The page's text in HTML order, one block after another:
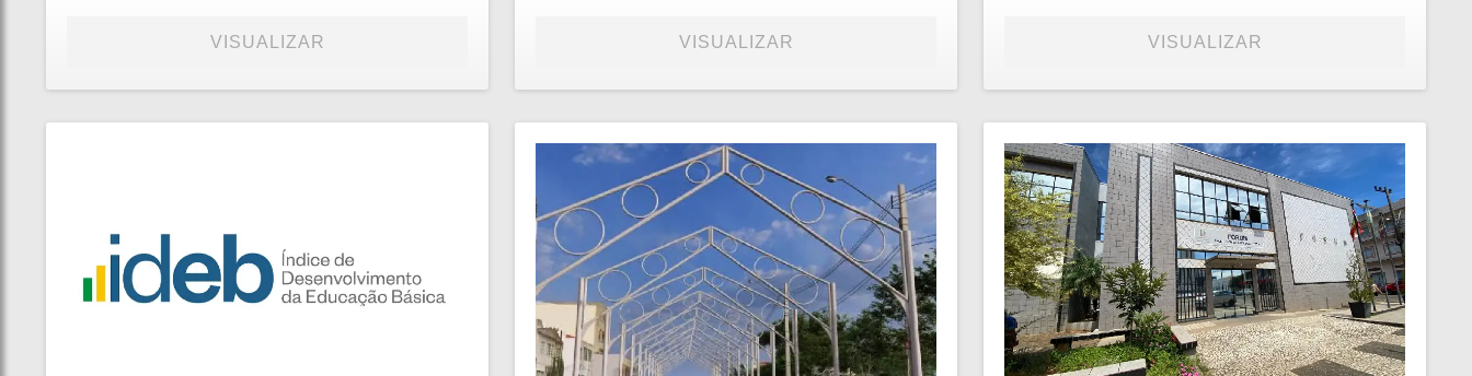
VISUALIZAR VISUALIZAR VISUALIZAR